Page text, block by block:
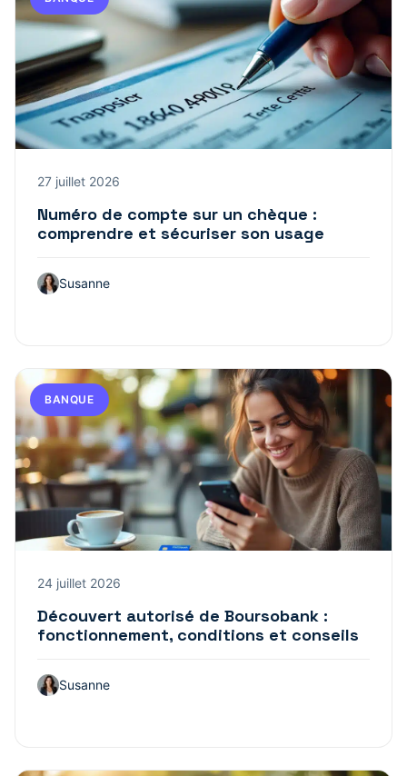
27 juillet 2026
Numéro de compte sur un chèque :
comprendre et sécuriser son usage
Susanne
BANQUE
24 juillet 2026
Découvert autorisé de Boursobank :
fonctionnement, conditions et conseils
Susanne